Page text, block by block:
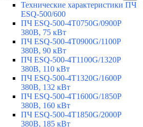
Технические характеристики ПЧ
ESQ-500/600
ПЧ ESQ-500-4T0750G/0900P
380В, 75 кВт
ПЧ ESQ-500-4T0900G/1100P
380В, 90 кВт
ПЧ ESQ-500-4T1100G/1320P
380В, 110 кВт
ПЧ ESQ-500-4T1320G/1600P
380В, 132 кВт
ПЧ ESQ-500-4T1600G/1850P
380В, 160 кВт
ПЧ ESQ-500-4T1850G/2000P
380В, 185 кВт